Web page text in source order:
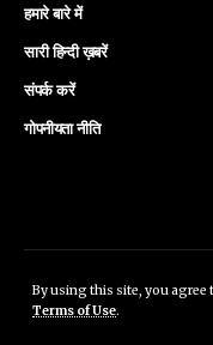
By using this site, you agree
Terms of Use.
हमारे बारे में
सारी हिन्दी ख़बरें
संपर्क करें
गोपनीयता नीति
© Saffron